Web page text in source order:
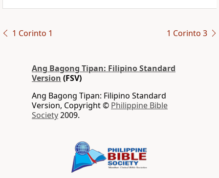
1 Corinto 1 1 Corinto 3
Ang Bagong Tipan: Filipino Standard
Version (FSV)
Ang Bagong Tipan: Filipino Standard
Version, Copyright © Philippine Bible
Society2009.